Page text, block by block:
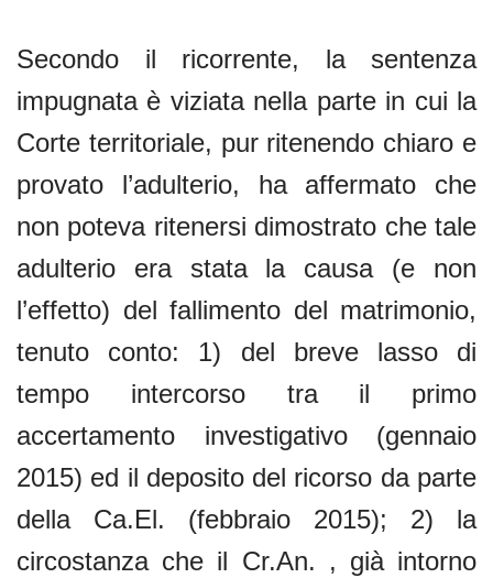
Secondo il ricorrente, la sentenza
impugnata è viziata nella parte in cui la
Corte territoriale, pur ritenendo chiaro e
provato l’adulterio, ha affermato che
non poteva ritenersi dimostrato che tale
adulterio era stata la causa (e non
l’effetto) del fallimento del matrimonio,
tenuto conto: 1) del breve lasso di
tempo intercorso tra il primo
accertamento investigativo (gennaio
2015) ed il deposito del ricorso da parte
della Ca.El. (febbraio 2015); 2) la
circostanza che il Cr.An. , già intorno